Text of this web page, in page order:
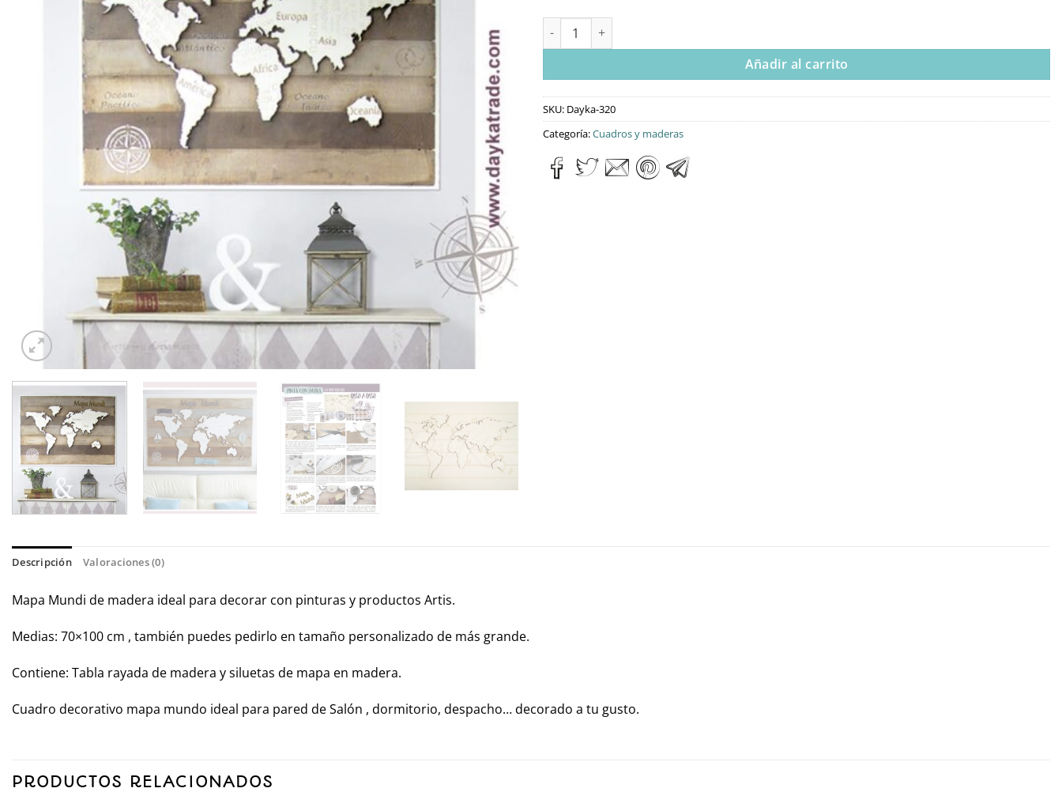
Dayka-320 Mapa Mundi Relieve En Madera cantidad
Añadir al carrito
SKU: Dayka-320
Categoría:Cuadros y maderas
Descripción Valoraciones (0)
Mapa Mundi de madera ideal para decorar con pinturas y productos Artis.
Medias: 70×100 cm , también puedes pedirlo en tamaño personalizado de más grande.
Contiene: Tabla rayada de madera y siluetas de mapa en madera.
Cuadro decorativo mapa mundo ideal para pared de Salón , dormitorio, despacho… decorado a tu gusto.
PRODUCTOS RELACIONADOS